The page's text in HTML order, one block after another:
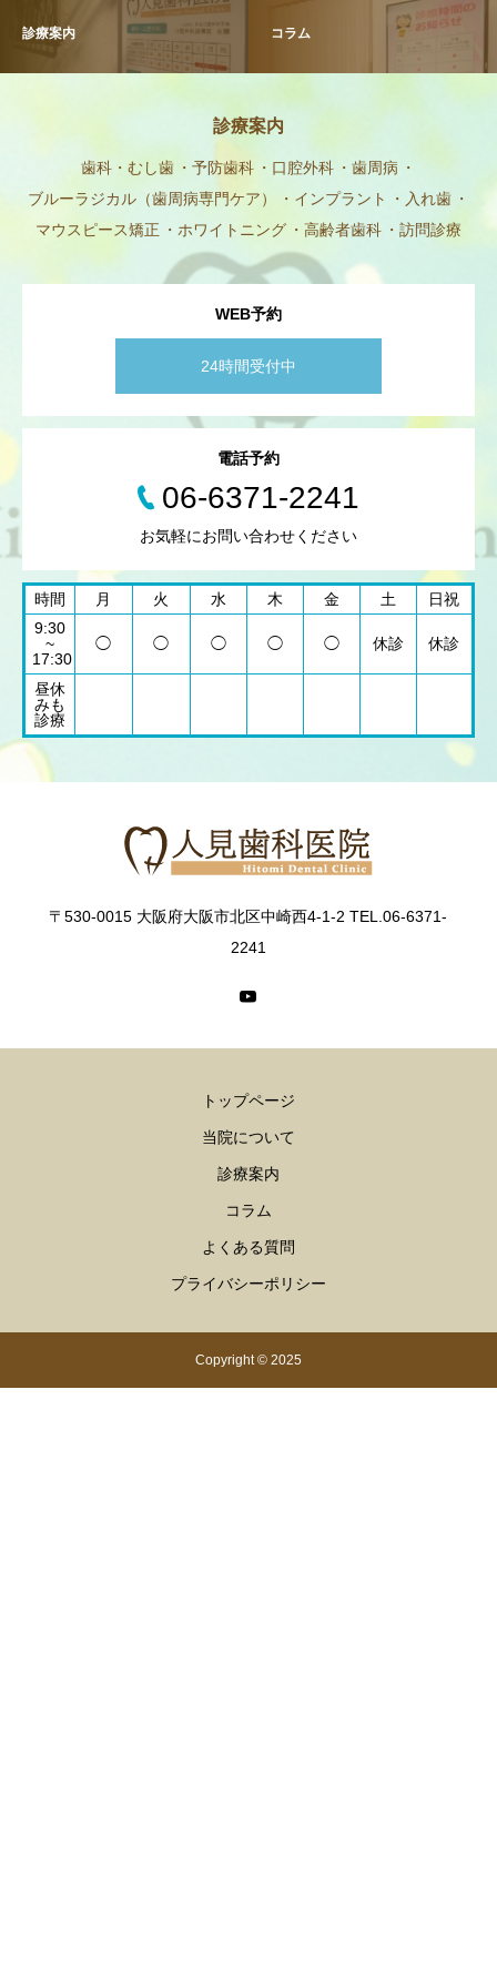
診療案内 コラム
診療案内
歯科・むし歯 予防歯科 口腔外科
歯周病
ブルーラジカル（歯周病専門ケア）
インプラント
入れ歯
マウスピース矯正
ホワイトニング 高齢者歯科 訪問診療
WEB予約
24時間受付中
電話予約
06-6371-2241
お気軽にお問い合わせください
時間 月 火 水 木 金 土
日祝
9:30
~
17:30
◯ ◯ ◯ ◯ ◯ 休診 休診
昼休
みも
診療
〒530-0015 大阪府大阪市北区中崎西4-1-2 TEL.06-6371-
2241
トップページ
当院について
診療案内
コラム
よくある質問
プライバシーポリシー
Copyright © 2025